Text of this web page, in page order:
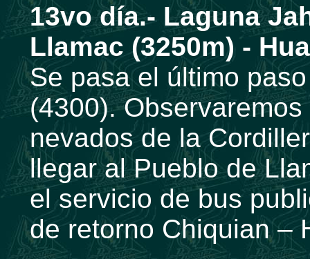
13vo día.- Laguna
Llamac (3250m) -
Se pasa el último
(4300).
nevados de la
llegar al Pueblo de
el servicio de bus
de retorno Chiquian –